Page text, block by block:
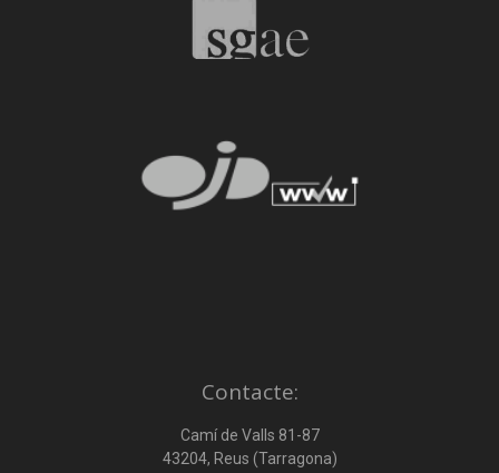
Contacte:
Camí de Valls 81-87
43204, Reus (Tarragona)